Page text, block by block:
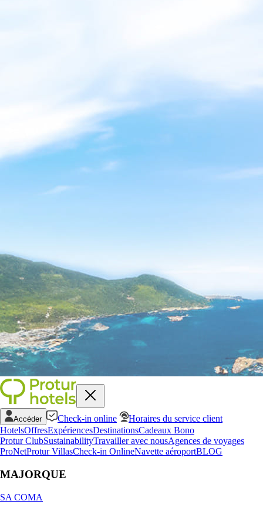
Accéder Check-in online
Horaires du service client
HotelsOffresExpériencesDestinationsCadeaux Bono
Protur ClubSustainabilityTravailler avec nousAgences de voyages
ProNetProtur VillasCheck-in OnlineNavette aéroportBLOG
MAJORQUE
SA COMA